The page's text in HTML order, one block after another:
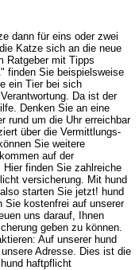
dann für eins oder zwei
Katze sich an die neue
Ratgeber mit Tipps
finden Sie beispielsweise
ein Tier bei sich
Da ist der
Denken Sie an eine
rund um die Uhr erreichbar
über die Vermittlungs-
Sie weitere
auf der
finden Sie zahlreiche
versicherung. Mit hund
starten Sie jetzt! hund
Sie kostenfrei auf unserer
uns darauf, Ihnen
geben zu können.
Auf unserer hund
Adresse. Dies ist die
haftpflicht